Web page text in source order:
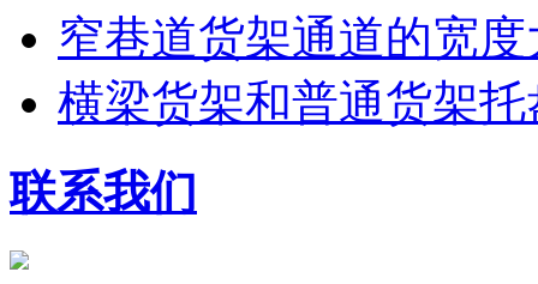
窄巷道货架通道的宽
横梁货架和普通货架
联系我们